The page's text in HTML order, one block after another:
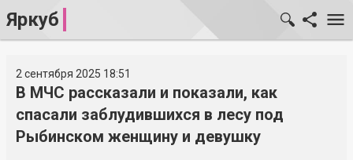
Яркуб
2 сентября 2025 18:51
В МЧС рассказали и показали, как
спасали заблудившихся в лесу под
Рыбинском женщину и девушку